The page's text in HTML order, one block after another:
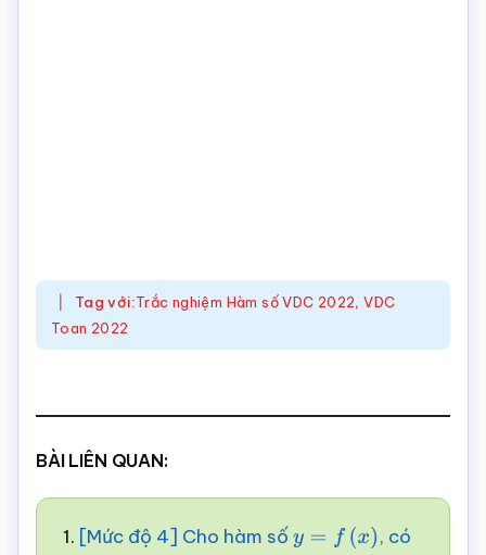
Tag với:Trắc nghiệm Hàm số VDC 2022,VDC
Toan 2022
BÀI LIÊN QUAN:
1. [Mức độ 4] Cho hàm số y =f( x )
, có